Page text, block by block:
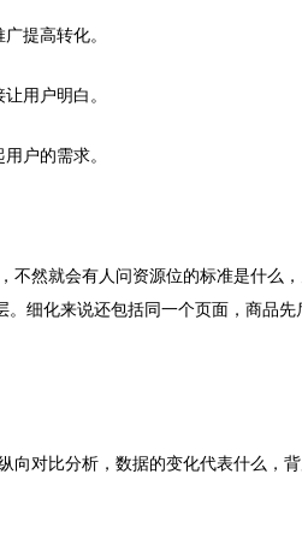
提高转化。
用户明白。
户的需求。
不然就会有人问资源位的标准是什么
细化来说还包括同一个页面，商品先
向对比分析，数据的变化代表什么，